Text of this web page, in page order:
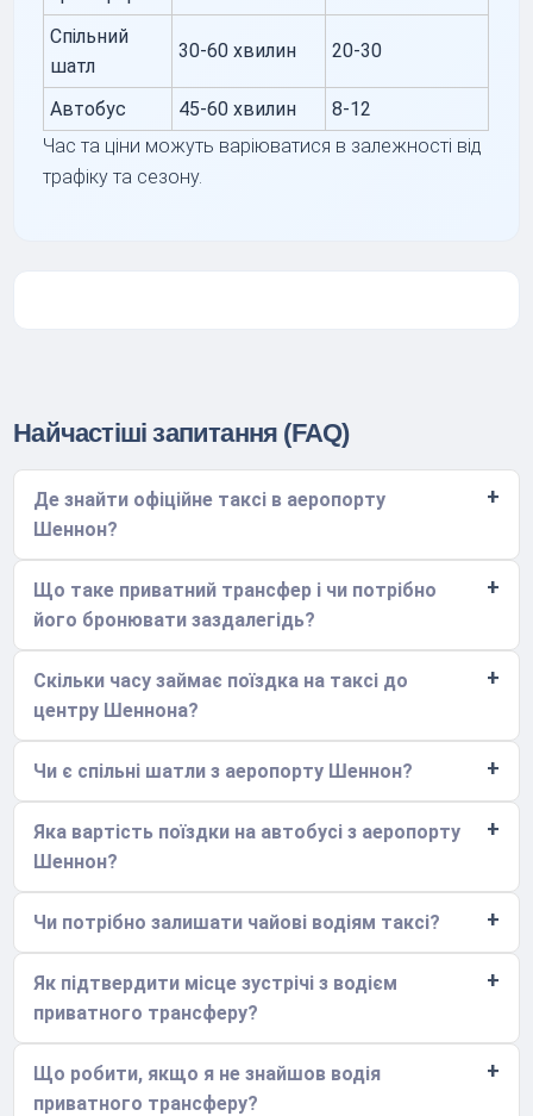
Спільний
шатл
30-60 хвилин 20-30
Автобус 45-60 хвилин
8-12
Час та ціни можуть варіюватися в залежності від
трафіку та сезону.
Найчастіші запитання (FAQ)
Де знайти офіційне таксі в аеропорту
Шеннон?
Що таке приватний трансфер і чи потрібно
його бронювати заздалегідь?
Скільки часу займає поїздка на таксі до
центру Шеннона?
Чи є спільні шатли з аеропорту Шеннон?
Яка вартість поїздки на автобусі з аеропорту
Шеннон?
Чи потрібно залишати чайові водіям таксі?
Як підтвердити місце зустрічі з водієм
приватного трансферу?
Що робити, якщо я не знайшов водія
приватного трансферу?